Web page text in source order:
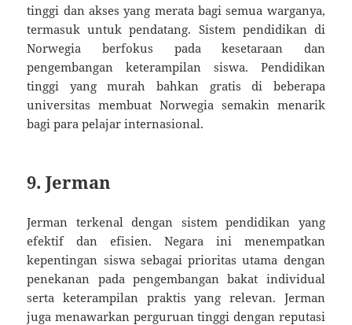
tinggi dan akses yang merata bagi semua warganya,
termasuk untuk pendatang. Sistem pendidikan di
Norwegia berfokus pada kesetaraan dan
pengembangan keterampilan siswa. Pendidikan
tinggi yang murah bahkan gratis di beberapa
universitas membuat Norwegia semakin menarik
bagi para pelajar internasional.
9. Jerman
Jerman terkenal dengan sistem pendidikan yang
efektif dan efisien. Negara ini menempatkan
kepentingan siswa sebagai prioritas utama dengan
penekanan pada pengembangan bakat individual
serta keterampilan praktis yang relevan. Jerman
juga menawarkan perguruan tinggi dengan reputasi